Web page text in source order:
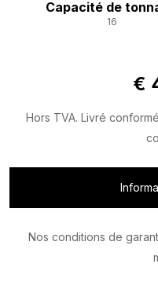
Capacité de
16
€
Hors TVA. Livré
Nos conditions de